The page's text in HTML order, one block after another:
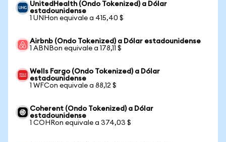
UnitedHealth (Ondo Tokenized) a Dólar
estadounidense
1 UNHon equivale a 415,40 $
Airbnb (Ondo Tokenized) a Dólar estadounidense
1 ABNBon equivale a 178,11 $
Wells Fargo (Ondo Tokenized) a Dólar
estadounidense
1 WFCon equivale a 88,12 $
Coherent (Ondo Tokenized) a Dólar
estadounidense
1 COHRon equivale a 374,03 $